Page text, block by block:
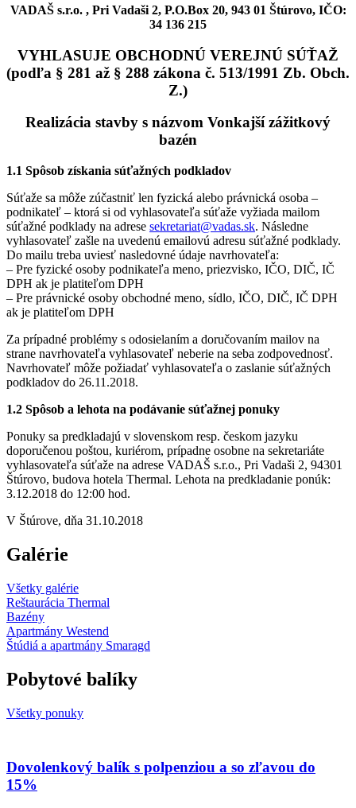
VADAŠ s.r.o. , Pri Vadaši 2, P.O.Box 20, 943 01 Štúrovo, IČO:
34 136 215
VYHLASUJE OBCHODNÚ VEREJNÚ SÚŤAŽ
(podľa § 281 až § 288 zákona č. 513/1991 Zb. Obch.
Z.)
Realizácia stavby s názvom Vonkajší zážitkový
bazén
1.1 Spôsob získania súťažných podkladov
Súťaže sa môže zúčastniť len fyzická alebo právnická osoba –
podnikateľ – ktorá si od vyhlasovateľa súťaže vyžiada mailom
súťažné podklady na adrese sekretariat@vadas.sk. Následne
vyhlasovateľ zašle na uvedenú emailovú adresu súťažné podklady.
Do mailu treba uviesť nasledovné údaje navrhovateľa:
– Pre fyzické osoby podnikateľa meno, priezvisko, IČO, DIČ, IČ
DPH ak je platiteľom DPH
– Pre právnické osoby obchodné meno, sídlo, IČO, DIČ, IČ DPH
ak je platiteľom DPH
Za prípadné problémy s odosielaním a doručovaním mailov na
strane navrhovateľa vyhlasovateľ neberie na seba zodpovednosť.
Navrhovateľ môže požiadať vyhlasovateľa o zaslanie súťažných
podkladov do 26.11.2018.
1.2 Spôsob a lehota na podávanie súťažnej ponuky
Ponuky sa predkladajú v slovenskom resp. českom jazyku
doporučenou poštou, kuriérom, prípadne osobne na sekretariáte
vyhlasovateľa súťaže na adrese VADAŠ s.r.o., Pri Vadaši 2, 94301
Štúrovo, budova hotela Thermal. Lehota na predkladanie ponúk:
3.12.2018 do 12:00 hod.
V Štúrove, dňa 31.10.2018
Galérie
Všetky galérie
Reštaurácia Thermal
Bazény
Apartmány Westend
Štúdiá a apartmány Smaragd
Pobytové balíky
Všetky ponuky
Dovolenkový balík s polpenziou a so zľavou do
15%